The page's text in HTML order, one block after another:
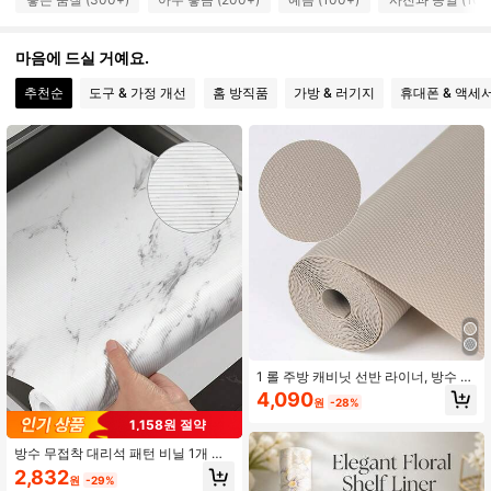
4.79
4.79 225 팔로워
4.79 225 팔로워
4.79 225 팔로워
4.79 225 팔로워
4.79 225 팔로워
4.79 225 팔로워
225 팔로워
마음에 드실 거예요.
추천순 도구 & 가정 개선 홈 방직품 가방 & 러기지 휴대폰 & 액세
1,158원 절약
방수 무접착 대리석 패턴 비닐 1개 선
반 라이너 - 미끄럼 방지 세탁 가능한
주방 냉장고 찬장 팬트리 욕실용 캐비
2,832원 -29%
1 롤 주방 캐비닛 선반 라이너, 방수 및
기름 방지 서랍 매트, EVA 소재 미끄럼
방지 라이너 캐비닛, 조리대, 선반, 냉
부 들러리 선물, 방, 침실 장식, 해변,
여행, 남성용, 여성용, 휴가, 귀여운 물
건, 어머니의 날 선물, 침실 장식, 정원,
주방 장식, 여름, 해변, 여행 필수품, 방
4,090원 -28%